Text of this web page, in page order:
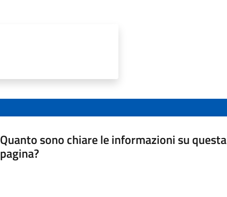
Quanto sono chiare le informazioni su questa
pagina?